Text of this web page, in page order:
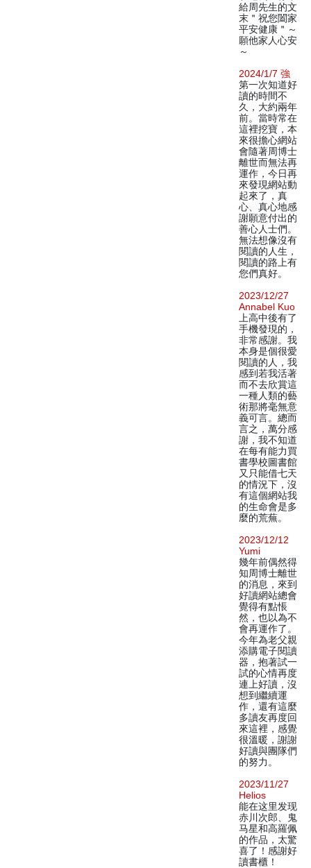
給周先生的文
末＂祝您闔家
平安健康＂～
願他家人心安
～
2024/1/7 強
第一次知道好
讀的時間不
久，大約兩年
前。當時常在
這裡挖寶，本
來很擔心網站
會隨著周博士
離世而無法再
運作，今日再
來發現網站動
起來了，真
心、真心地感
謝願意付出的
善心人士們。
無法想像沒有
閱讀的人生，
閱讀的路上有
您們真好。
2023/12/27
Annabel Kuo
上高中後有了
手機發現的，
非常感謝。我
本身是個很愛
閱讀的人，我
感到若我活著
而不去欣賞這
一種人類的藝
術那將毫無意
義可言。總而
言之，萬分感
謝，我不知道
在每有能力買
書學校圖書館
又只能借七天
的情況下，沒
有這個網站我
的生命會是多
麼的荒蕪。
2023/12/12
Yumi
幾年前偶然得
知周博士離世
的消息，來到
好讀網站總會
覺得有點悵
然，也以為不
會再運作了。
今年為老父親
添購電子閱讀
器，抱著試一
試的心情再度
連上好讀，沒
想到繼續運
作，還有這麼
多讀友再度回
來這裡，感覺
很溫暖，謝謝
好讀與團隊們
的努力。
2023/11/27
Helios
能在这里发现
赤川次郎、鬼
马星和高羅佩
的作品，太驚
喜了！感謝好
讀書櫃！